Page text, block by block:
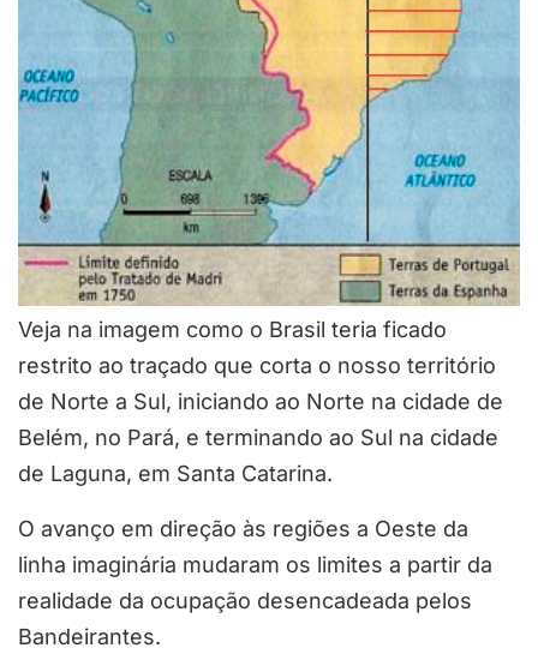
Veja na imagem como o Brasil teria ficado
restrito ao traçado que corta o nosso território
de Norte a Sul, iniciando ao Norte na cidade de
Belém, no Pará, e terminando ao Sul na cidade
de Laguna, em Santa Catarina.
O avanço em direção às regiões a Oeste da
linha imaginária mudaram os limites a partir da
realidade da ocupação desencadeada pelos
Bandeirantes.